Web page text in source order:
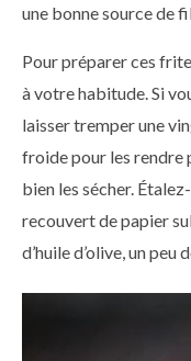
une bonne source de
Pour préparer ces
à votre habitude. Si
laisser tremper une
froide pour les rendre
bien les sécher.
recouvert de papier
d’huile d’olive, un peu